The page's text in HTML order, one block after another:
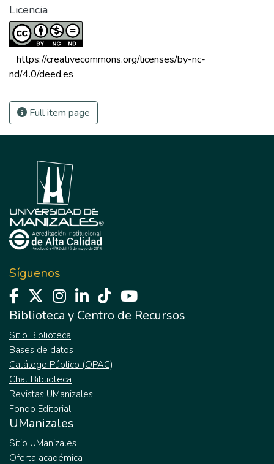
Licencia
https://creativecommons.org/licenses/by-nc-
nd/4.0/deed.es
Full item page
Síguenos
Biblioteca y Centro de Recursos
Sitio Biblioteca
Bases de datos
Catálogo Público (OPAC)
Chat Biblioteca
Revistas UManizales
Fondo Editorial
UManizales
Sitio UManizales
Oferta académica